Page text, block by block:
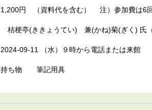
1,200円 （資料代を含む） 注）参加費は6
桔梗亭(ききょうてい) 兼(かね)菊(ぎく) 氏（
2024-09-11 （水）９時から電話または来館
持ち物 筆記用具